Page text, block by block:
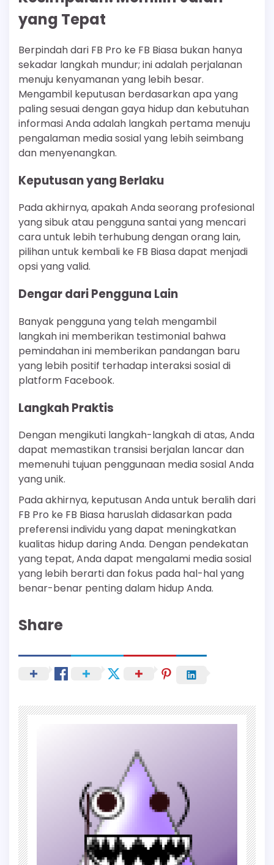
yang Tepat
Berpindah dari FB Pro ke FB Biasa bukan hanya
sekadar langkah mundur; ini adalah perjalanan
menuju kenyamanan yang lebih besar.
Mengambil keputusan berdasarkan apa yang
paling sesuai dengan gaya hidup dan kebutuhan
informasi Anda adalah langkah pertama menuju
pengalaman media sosial yang lebih seimbang
dan menyenangkan.
Keputusan yang Berlaku
Pada akhirnya, apakah Anda seorang profesional
yang sibuk atau pengguna santai yang mencari
cara untuk lebih terhubung dengan orang lain,
pilihan untuk kembali ke FB Biasa dapat menjadi
opsi yang valid.
Dengar dari Pengguna Lain
Banyak pengguna yang telah mengambil
langkah ini memberikan testimonial bahwa
pemindahan ini memberikan pandangan baru
yang lebih positif terhadap interaksi sosial di
platform Facebook.
Langkah Praktis
Dengan mengikuti langkah-langkah di atas, Anda
dapat memastikan transisi berjalan lancar dan
memenuhi tujuan penggunaan media sosial Anda
yang unik.
Pada akhirnya, keputusan Anda untuk beralih dari
FB Pro ke FB Biasa haruslah didasarkan pada
preferensi individu yang dapat meningkatkan
kualitas hidup daring Anda. Dengan pendekatan
yang tepat, Anda dapat mengalami media sosial
yang lebih berarti dan fokus pada hal-hal yang
benar-benar penting dalam hidup Anda.
Share